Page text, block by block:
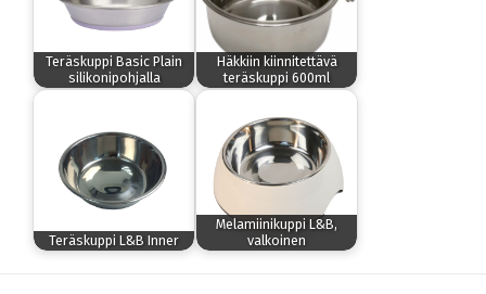
Teräskuppi Basic Plain
silikonipohjalla
Häkkiin kiinnitettävä
teräskuppi 600ml
Teräskuppi L&B Inner
Melamiinikuppi L&B,
valkoinen